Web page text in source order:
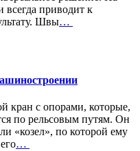
всегда приводит к
Швы…
кран с опорами, которые,
по рельсовым путям. Он
«козел», по которой ему
…